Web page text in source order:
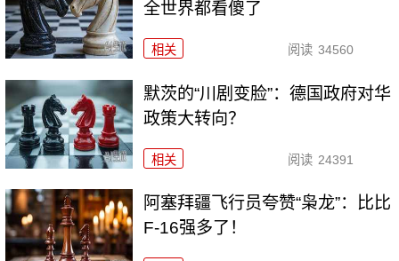
全世界都看傻了
相关 阅读 34560
默茨的“川剧变脸”：德国政府对华
政策大转向？
相关 阅读 24391
阿塞拜疆飞行员夸赞“枭龙”：比比
F-16强多了！